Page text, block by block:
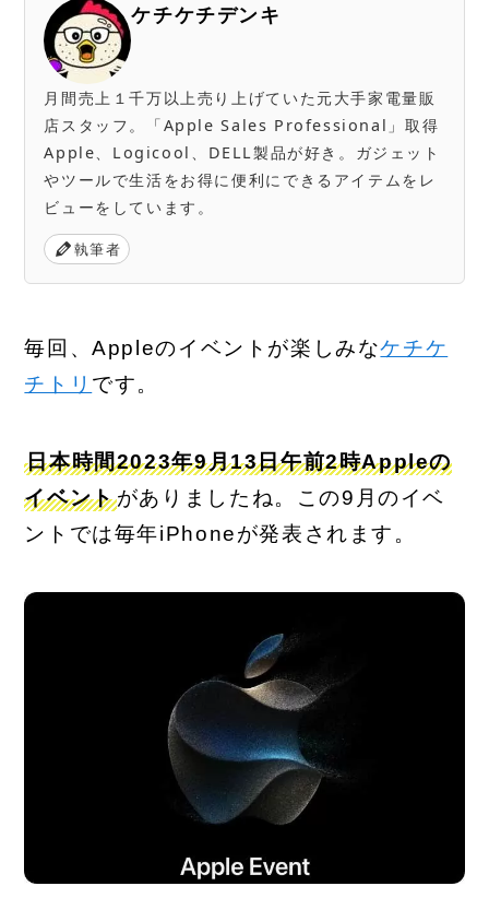
ケチケチデンキ
月間売上１千万以上売り上げていた元大手家電量販
店スタッフ。「Apple Sales Professional」取得
Apple、Logicool、DELL製品が好き。ガジェット
やツールで生活をお得に便利にできるアイテムをレ
ビューをしています。
執筆者
毎回、Appleのイベントが楽しみなケチケ
チトリ です。
日本時間2023年9月13日午前2時Appleの
イベントがありましたね。この9月のイベ
ントでは毎年iPhoneが発表されます。